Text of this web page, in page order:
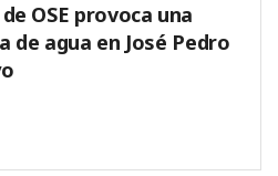
OSE provoca una
agua en José Pedro